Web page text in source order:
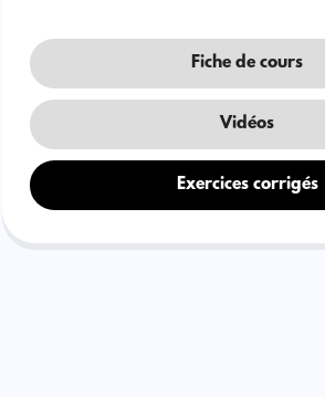
Fiche de cours
Vidéos
Exercices corrigés